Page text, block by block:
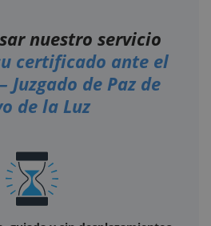
nuestro servicio
certificado ante el
Juzgado de Paz de
de la Luz